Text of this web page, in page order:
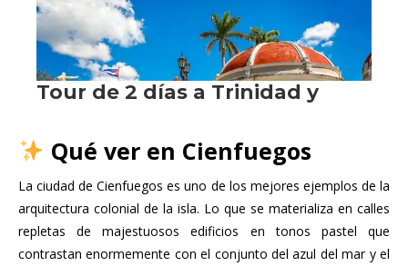
Qué ver en Cienfuegos
La ciudad de Cienfuegos es uno de los mejores ejemplos de la
arquitectura colonial de la isla. Lo que se materializa en calles
repletas de majestuosos edificios en tonos pastel que
contrastan enormemente con el conjunto del azul del mar y el